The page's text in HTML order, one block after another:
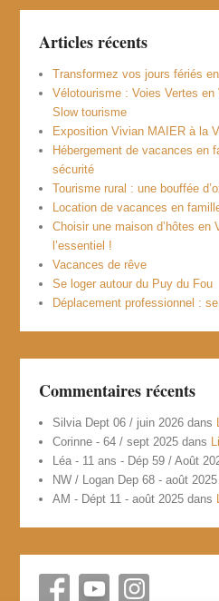
Articles récents
Transformez vos jours fériés
Vélotourisme : Voies Vertes en
Slow tourisme
Exposition Vivian MAIER à la
Hébergement de vacances en
sécurité
Tourisme rural : une bouffée
Location de vacances en
Choisir une maison d’hôtes en
l’essentiel !
Vacances de rêve
Se loger autour du Puy du Fou
Déplacement professionnel :
Commentaires récents
Silvia Dept 06 / juin 2026 dans
Corinne - 64 / sept 2025 dans
Léa - 11 ans - Dép 59 / Août
NW / Logan Dep 68 - août 2025
AM - Dépt 11 - août 2025 dans